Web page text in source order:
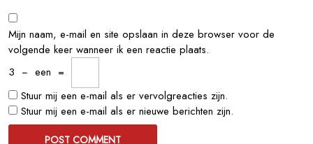
Mijn naam, e-mail en site opslaan in deze browser voor de
volgende keer wanneer ik een reactie plaats.
3 − een =
Stuur mij een e-mail als er vervolgreacties zijn.
Stuur mij een e-mail als er nieuwe berichten zijn.